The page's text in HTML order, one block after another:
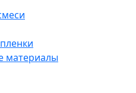
материалы